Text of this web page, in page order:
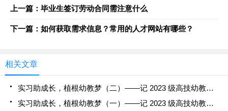
上一篇：毕业生签订劳动合同需注意什么
下一篇：如何获取需求信息？常用的人才网站有哪些？
相关文章
实习助成长，植根幼教梦（二）——记 2023 级高技幼教专业学生赴祈福幼儿园实习
实习助成长，植根幼教梦（一）——记 2023 级高技幼教专业学生赴祈福幼儿园实习